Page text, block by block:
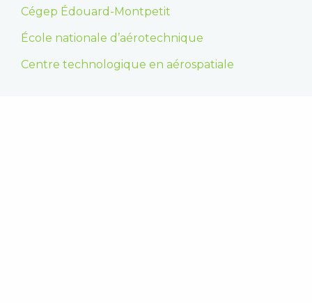
Cégep Édouard-Montpetit
École nationale d’aérotechnique
Centre technologique en aérospatiale